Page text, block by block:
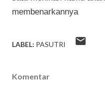
membenarkannya
LABEL: PASUTRI
Komentar